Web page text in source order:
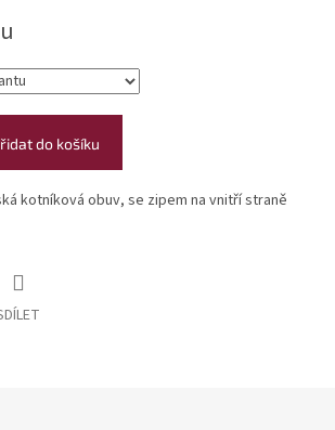
do košíku
kotníková obuv, se zipem na vnitří straně